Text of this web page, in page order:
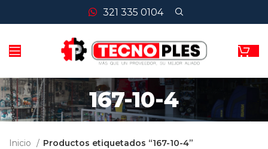
321 335 0104
167-10-4
Inicio
Productos etiquetados “167-10-4”